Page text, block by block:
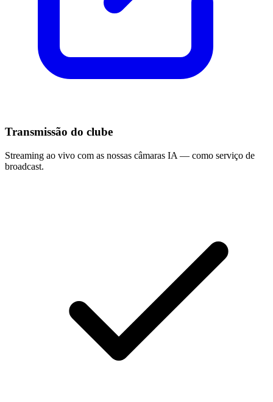
Transmissão do clube
Streaming ao vivo com as nossas câmaras IA — como serviço de
broadcast.